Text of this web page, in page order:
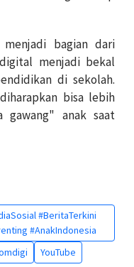
bagian dari
menjadi bekal
di sekolah.
bisa lebih
gawang" anak saat
#BeritaTerkini
#AnakIndonesia
YouTube